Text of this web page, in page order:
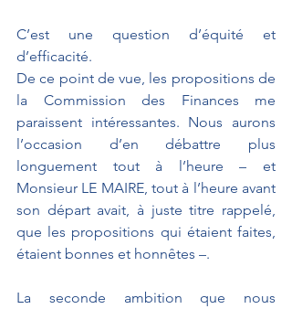
C’est une question d’équité et
d’efficacité.
De ce point de vue, les propositions de
la Commission des Finances me
paraissent intéressantes. Nous aurons
l’occasion d’en débattre plus
longuement tout à l’heure – et
Monsieur LE MAIRE, tout à l’heure avant
son départ avait, à juste titre rappelé,
que les propositions qui étaient faites,
étaient bonnes et honnêtes –.
La seconde ambition que nous